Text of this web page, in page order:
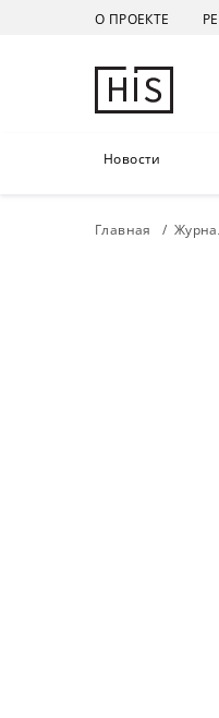
О ПРОЕКТЕ
Новости
Главная